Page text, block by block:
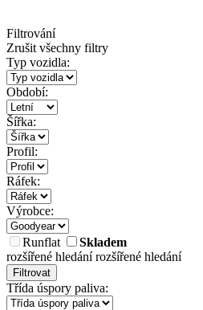
Filtrování
Zrušit všechny filtry
Typ vozidla:
Období:
Šířka:
Profil:
Ráfek:
Výrobce:
Runflat
Skladem
rozšířené hledánírozšířené hledání
Filtrovat
Třída úspory paliva: